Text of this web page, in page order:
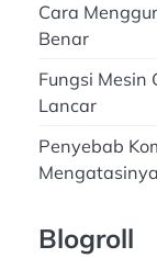
Cara
Benar
Fungsi Mesin
Lancar
Penyebab
Mengatasinya
Blogroll